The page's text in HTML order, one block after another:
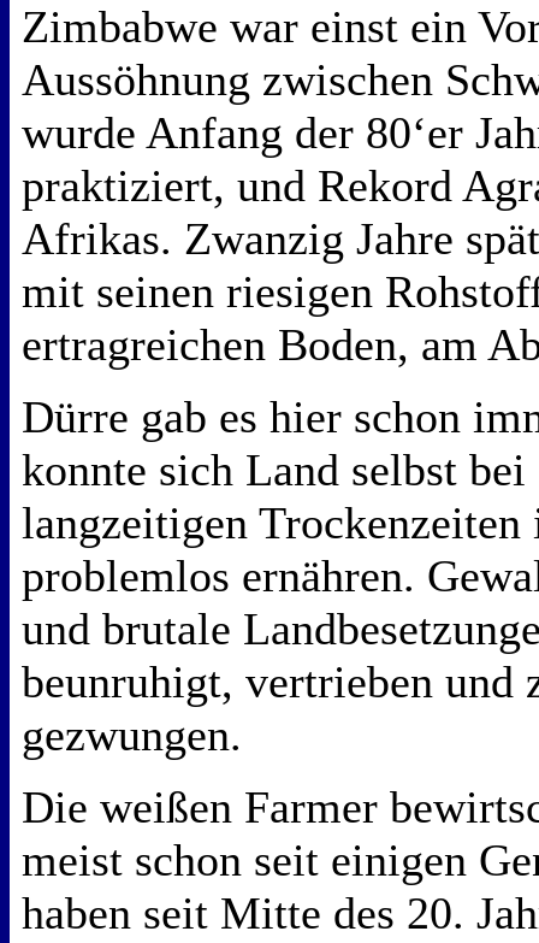
Zimbabwe war einst ein
Aussöhnung zwischen
wurde Anfang der 80‘er
praktiziert, und Rekord
Afrikas. Zwanzig Jahre
mit seinen riesigen
ertragreichen Boden, am
Dürre gab es hier schon
konnte sich Land selbst
langzeitigen Trockenzeiten
problemlos ernähren.
und brutale
beunruhigt, vertrieben und
gezwungen.
Die weißen Farmer
meist schon seit einigen
haben seit Mitte des 20.